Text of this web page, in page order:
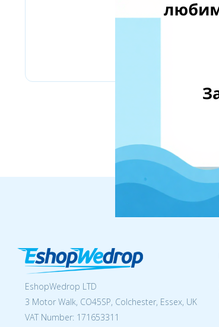
EshopWedrop LTD
3 Motor Walk, CO45SP, Colchester, Essex, UK
VAT Number: 171653311